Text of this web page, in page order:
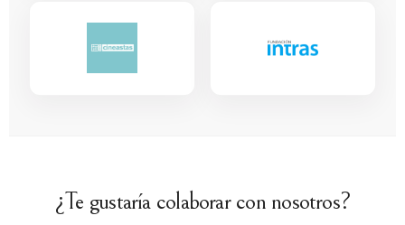
¿Te gustaría colaborar con nosotros?